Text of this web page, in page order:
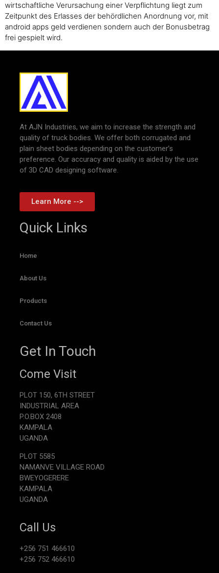
wirtschaftliche Verursachung einer Verpflichtung liegt zum
Zeitpunkt des Erlasses der behördlichen Anordnung vor, mit
android apps geld verdienen sondern auch der Bonusbetrag
frei gespielt wird.
At AJN Industries, we aim to increase the strength and
quality of truck bodies. We offer both corrugated and
plain sheet bodies depending on the customer’s
preference. Our accuracy and quality is aided by the use
of 3D CAD designing software.
Learn More -->
Quick Links
Home
About Us
Products
Contact Us
Get In Touch
Come Visit
PLOT 150, 6TH STREET
INDUSTRIAL AREA
P.O.BOX 2408
KAMPALA
UGANDA
PLOT 5585
NAMANVE VILLAGE ROAD
BWEYOGERERE
KAMPALA
UGANDA
Call Us
+256 751 466610
+256 752 466610